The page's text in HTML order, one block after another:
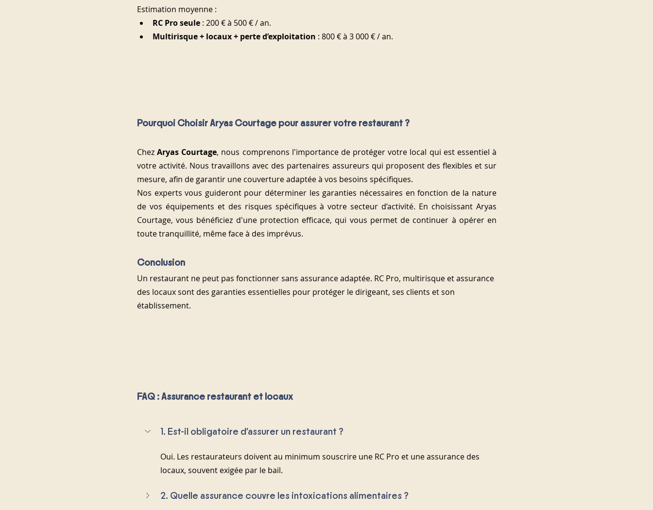
Estimation moyenne :
RC Pro seule : 200 € à 500 € / an.
Multirisque + locaux + perte d’exploitation : 800 € à 3 000 € / an.
Pourquoi Choisir Aryas Courtage pour assurer votre restaurant ?
Chez Aryas Courtage, nous comprenons l'importance de protéger votre local qui est essentiel à
votre activité. Nous travaillons avec des partenaires assureurs qui proposent des flexibles et sur
mesure, afin de garantir une couverture adaptée à vos besoins spécifiques.
Nos experts vous guideront pour déterminer les garanties nécessaires en fonction de la nature
de vos équipements et des risques spécifiques à votre secteur d’activité. En choisissant Aryas
Courtage, vous bénéficiez d'une protection efficace, qui vous permet de continuer à opérer en
toute tranquillité, même face à des imprévus.
Conclusion
Un restaurant ne peut pas fonctionner sans assurance adaptée. RC Pro, multirisque et assurance
des locaux sont des garanties essentielles pour protéger le dirigeant, ses clients et son
établissement.
FAQ : Assurance restaurant et locaux
1. Est-il obligatoire d’assurer un restaurant ?
Oui. Les restaurateurs doivent au minimum souscrire une RC Pro et une assurance des
locaux, souvent exigée par le bail.
2. Quelle assurance couvre les intoxications alimentaires ?